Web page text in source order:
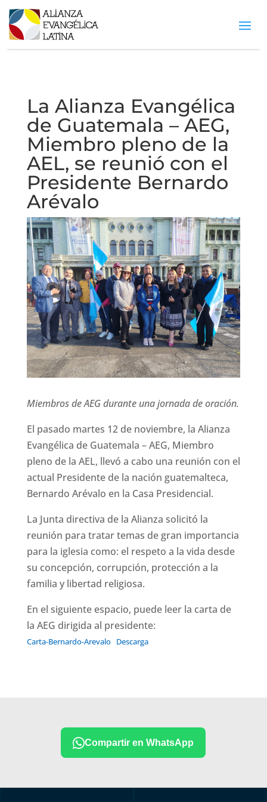
La Alianza Evangélica
de Guatemala – AEG,
Miembro pleno de la
AEL, se reunió con el
Presidente Bernardo
Arévalo
Miembros de AEG durante una jornada de oración.
El pasado martes 12 de noviembre, la Alianza
Evangélica de Guatemala – AEG, Miembro
pleno de la AEL, llevó a cabo una reunión con el
actual Presidente de la nación guatemalteca,
Bernardo Arévalo en la Casa Presidencial.
La Junta directiva de la Alianza solicitó la
reunión para tratar temas de gran importancia
para la iglesia como: el respeto a la vida desde
su concepción, corrupción, protección a la
familia y libertad religiosa.
En el siguiente espacio, puede leer la carta de
la AEG dirigida al presidente:
Carta-Bernardo-Arevalo Descarga
Compartir en WhatsApp